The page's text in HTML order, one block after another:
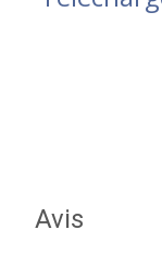
Avis